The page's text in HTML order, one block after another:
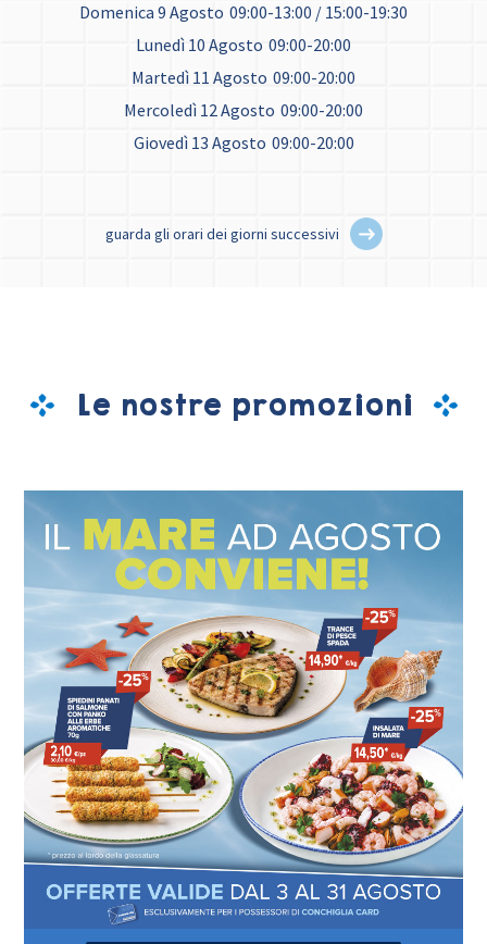
Domenica 9 Agosto 09:00-13:00 / 15:00-19:30
Lunedì 10 Agosto 09:00-20:00
Martedì 11 Agosto 09:00-20:00
Mercoledì 12 Agosto 09:00-20:00
Giovedì 13 Agosto 09:00-20:00
guarda gli orari dei giorni successivi
Le nostre promozioni